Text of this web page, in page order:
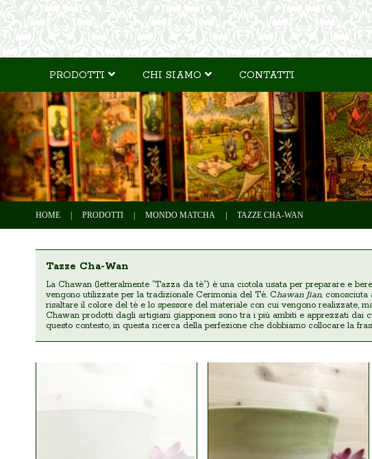
PRODOTTI CHI SIAMO CONTATTI
HOME PRODOTTI MONDO MATCHA TAZZE CHA-WAN
Tazze Cha-Wan
La Chawan (letteralmente “Tazza da tè“) è una ciotola usata per preparare e
vengono utilizzate per la tradizionale Cerimonia del Tè. Chawan Jian, conosciuta
risaltare il colore del tè e lo spessore del materiale con cui vengono realizzate,
Chawan prodotti dagli artigiani giapponesi sono tra i più ambiti e apprezzati dai
questo contesto, in questa ricerca della perfezione che dobbiamo collocare la